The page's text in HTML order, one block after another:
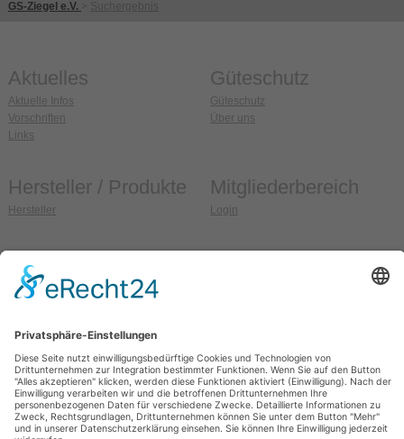
GS-Ziegel e.V. Suchergebnis
Aktuelles
Aktuelle Infos
Vorschriften
Links
Güteschutz
Güteschutz
Über uns
Hersteller / Produkte
Hersteller
Mitgliederbereich
Login
Anschrift
Güteschutz Ziegel e.V.
Weidehofstraße 15
OT Blankenhain
So erreichen Sie uns
Allgemein
Sitemap
Impressum